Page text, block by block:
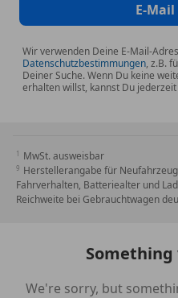
E-
Wir verwenden Deine E-Mail-
Datenschutzbestimmungen, z.B.
Deiner Suche. Wenn Du keine
erhalten willst, kannst Du jederzeit
MwSt. ausweisbar
Herstellerangabe für
Fahrverhalten, Batteriealter und
Reichweite bei Gebrauchtwagen
We're sorry, but